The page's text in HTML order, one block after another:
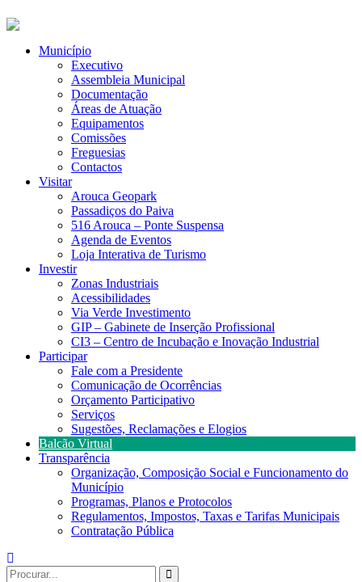
Município
Executivo
Assembleia Municipal
Documentação
Áreas de Atuação
Equipamentos
Comissões
Freguesias
Contactos
Visitar
Arouca Geopark
Passadiços do Paiva
516 Arouca – Ponte Suspensa
Agenda de Eventos
Loja Interativa de Turismo
Investir
Zonas Industriais
Acessibilidades
Via Verde Investimento
GIP – Gabinete de Inserção Profissional
CI3 – Centro de Incubação e Inovação Industrial
Participar
Fale com a Presidente
Comunicação de Ocorrências
Orçamento Participativo
Serviços
Sugestões, Reclamações e Elogios
Balcão Virtual
Transparência
Organização, Composição Social e Funcionamento do
Município
Programas, Planos e Protocolos
Regulamentos, Impostos, Taxas e Tarifas Municipais
Contratação Pública